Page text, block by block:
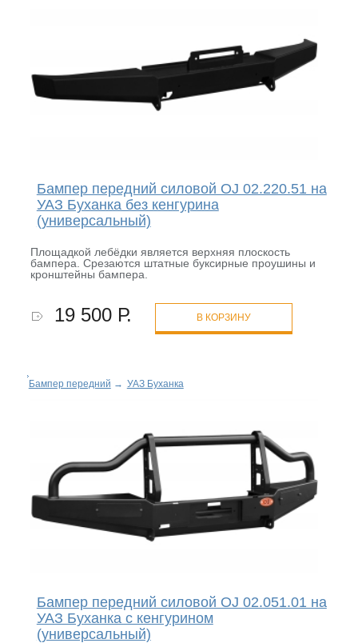
Бампер передний силовой OJ 02.220.51 на
УАЗ Буханка без кенгурина
(универсальный)
Площадкой лебёдки является верхняя плоскость
бампера. Срезаются штатные буксирные проушины и
кронштейны бампера.
19 500 Р. В КОРЗИНУ
Бампер передний → УАЗ Буханка
Бампер передний силовой OJ 02.051.01 на
УАЗ Буханка с кенгурином
(универсальный)